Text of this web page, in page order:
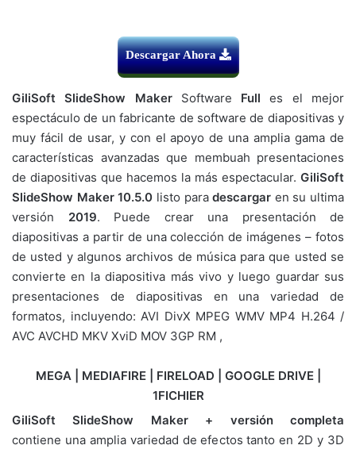
Descargar Ahora
GiliSoft SlideShow Maker Software Fulles el mejor
espectáculo de un fabricante de software de diapositivas y
muy fácil de usar, y con el apoyo de una amplia gama de
características avanzadas que membuah presentaciones
de diapositivas que hacemos la más espectacular. GiliSoft
SlideShow Maker 10.5.0 listo paradescargar en su ultima
versión 2019.
Puede crear una presentación de
diapositivas a partir de una colección de imágenes – fotos
de usted y algunos archivos de música para que usted se
convierte en la diapositiva más vivo y luego guardar sus
presentaciones de diapositivas en una variedad de
formatos, incluyendo: AVI DivX MPEG WMV MP4 H.264 /
AVC AVCHD MKV XviD MOV 3GP RM ,
MEGA | MEDIAFIRE | FIRELOAD | GOOGLE DRIVE |
1FICHIER
GiliSoft SlideShow Maker + versión completa
contiene una amplia variedad de efectos tanto en 2D y 3D